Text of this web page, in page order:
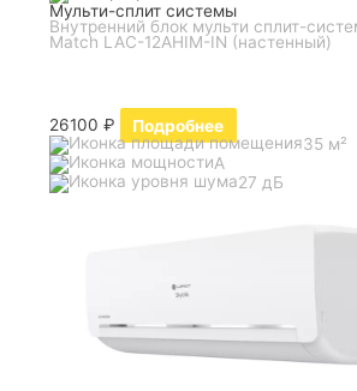
Мульти-сплит системы
Внутренний блок мульти сплит-
Match LAC-12AHIM-IN (настенный)
26100₽
Подробнее
35 м²
A
27 дБ